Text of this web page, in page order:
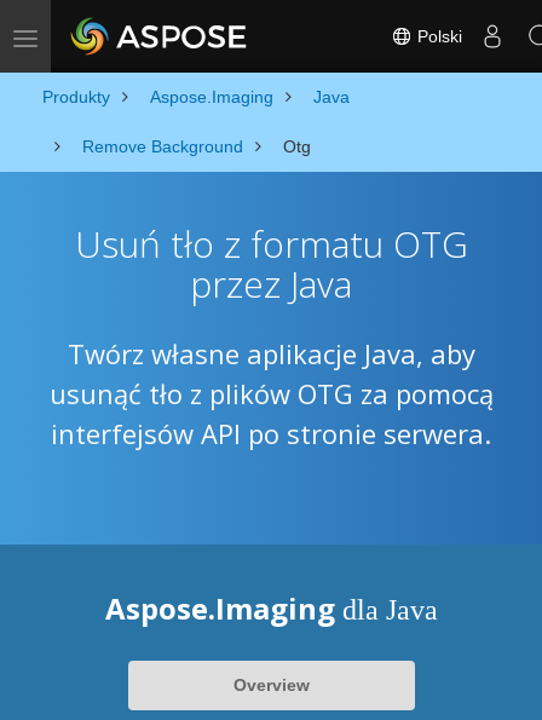
Toggle navigation Polski
Produkty Aspose.Imaging Java
Remove Background Otg
Usuń tło z formatu OTG
przez Java
Twórz własne aplikacje Java, aby
usunąć tło z plików OTG za pomocą
interfejsów API po stronie serwera.
Aspose.Imaging dla Java
Overview